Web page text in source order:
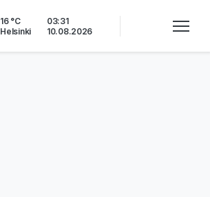
16 °C
Helsinki
03:31
10.08.2026